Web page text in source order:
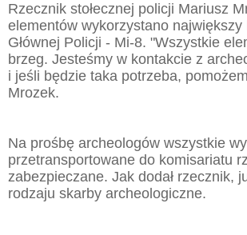
Rzecznik stołecznej policji Mariusz
elementów wykorzystano
Głównej Policji - Mi-8. "Wszystkie
brzeg. Jesteśmy w kontakcie z
i jeśli będzie taka potrzeba,
Mrozek.
Na prośbę archeologów wszystkie
przetransportowane do komisariatu
zabezpieczane. Jak dodał rzecznik,
rodzaju skarby archeologiczne.